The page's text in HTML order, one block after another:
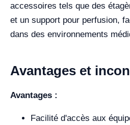
accessoires tels que des
et un support pour perfusion,
dans des environnements
Avantages et
Avantages :
Facilité d'accès aux